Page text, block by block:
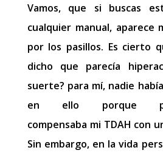
Vamos, que si buscas
cualquier manual, aparece
por los pasillos. Es cierto
dicho que parecía
suerte? para mí, nadie
en ello porque
compensaba mi TDAH con
Sin embargo, en la vida